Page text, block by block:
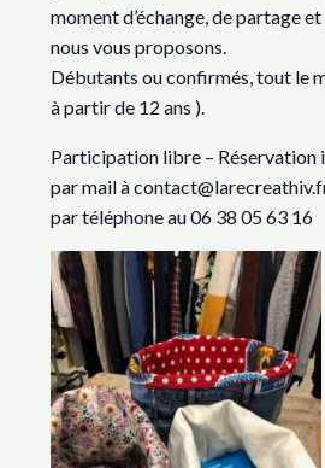
moment d’échange, de partage
nous vous proposons.
Débutants ou confirmés, tout le
à partir de 12 ans ).
Participation libre – Réservation
par mail à
par téléphone au 06 38 05 63 16